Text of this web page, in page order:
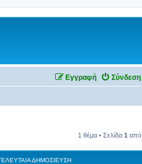
Σύνδεση
Εγγραφή
1 θέμα • Σελίδα 1 από
ΔΗΜΟΣΊΕΥΣΗ